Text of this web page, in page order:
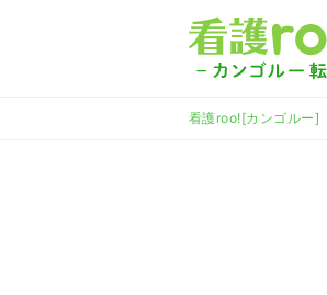
看護roo![カンゴルー]